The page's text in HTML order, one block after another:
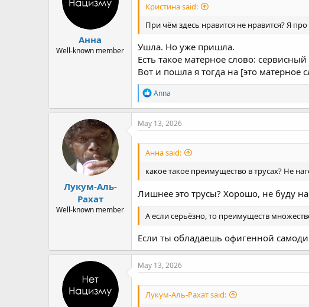
n
s
:
Анна
Well-known member
Кристина said:
При чём здесь нравится не нравится? Я
Ушла. Но уже пришла.
Есть такое матерное слово:
Вот и пошла я тогда на [это матерное
R
e
a
c
n
s
:
Anna
Лукум-Аль-
Рахат
Well-known member
May 13, 2026
Анна said:
какое такое преимущество в трусах? Не
Лишнее это трусы? Хорошо, не буду
А если серьёзно, то преимуществ
Если ты обладаешь офигенной
May 13, 2026
Лукум-Аль-Рахат said: